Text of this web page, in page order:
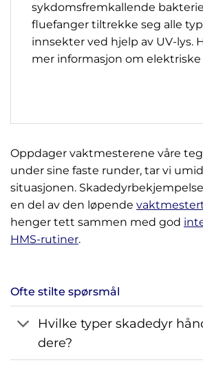
sykdomsfremkallende
fluefanger tiltrekke seg alle
innsekter ved hjelp av UV-lys.
mer informasjon om
Oppdager vaktmesterene våre
under sine faste runder, tar vi
situasjonen.
en del av den løpende
henger tett sammen med god
HMS-rutiner.
Ofte stilte spørsmål
Hvilke typer skadedyr
dere?